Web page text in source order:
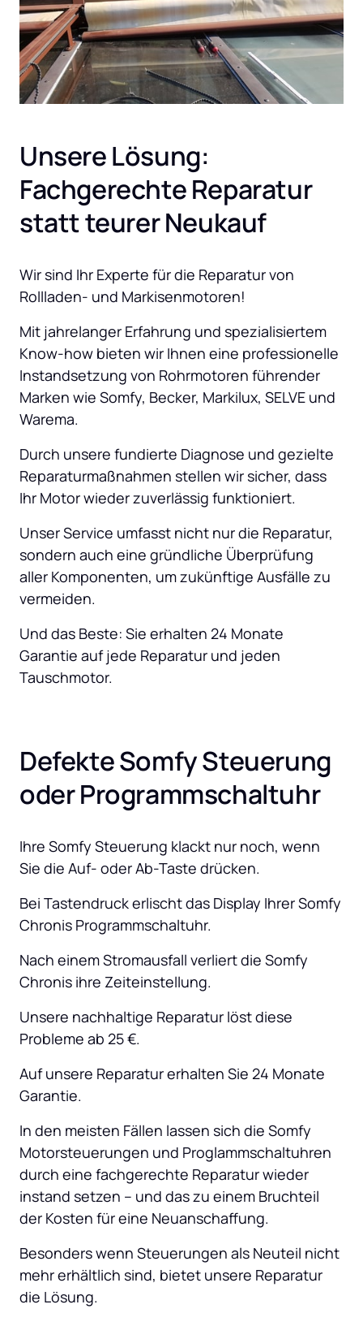
Unsere Lösung:
Fachgerechte Reparatur
statt teurer Neukauf
Wir sind Ihr Experte für die Reparatur von
Rollladen- und Markisenmotoren!
Mit jahrelanger Erfahrung und spezialisiertem
Know-how bieten wir Ihnen eine professionelle
Instandsetzung von Rohrmotoren führender
Marken wie Somfy, Becker, Markilux, SELVE und
Warema.
Durch unsere fundierte Diagnose und gezielte
Reparaturmaßnahmen stellen wir sicher, dass
Ihr Motor wieder zuverlässig funktioniert.
Unser Service umfasst nicht nur die Reparatur,
sondern auch eine gründliche Überprüfung
aller Komponenten, um zukünftige Ausfälle zu
vermeiden.
Und das Beste: Sie erhalten 24 Monate
Garantie auf jede Reparatur und jeden
Tauschmotor.
Defekte Somfy Steuerung
oder Programmschaltuhr
Ihre Somfy Steuerung klackt nur noch, wenn
Sie die Auf- oder Ab-Taste drücken.
Bei Tastendruck erlischt das Display Ihrer Somfy
Chronis Programmschaltuhr.
Nach einem Stromausfall verliert die Somfy
Chronis ihre Zeiteinstellung.
Unsere nachhaltige Reparatur löst diese
Probleme ab 25 €.
Auf unsere Reparatur erhalten Sie 24 Monate
Garantie.
In den meisten Fällen lassen sich die Somfy
Motorsteuerungen und Proglammschaltuhren
durch eine fachgerechte Reparatur wieder
instand setzen – und das zu einem Bruchteil
der Kosten für eine Neuanschaffung.
Besonders wenn Steuerungen als Neuteil nicht
mehr erhältlich sind, bietet unsere Reparatur
die Lösung.